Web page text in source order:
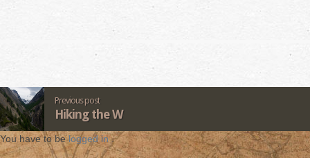
Previous post
Hiking the W
You have to belogged in.